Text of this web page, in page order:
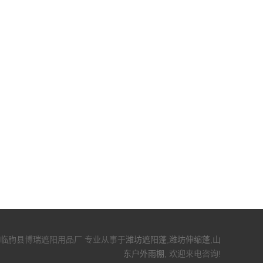
朐县博瑞遮阳用品厂 专业从事于潍坊遮阳蓬 潍坊伸缩蓬 山
东户外雨棚 , 欢迎来电咨询!